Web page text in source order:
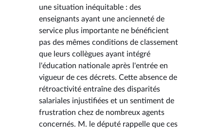
une situation inéquitable : des
enseignants ayant une ancienneté de
service plus importante ne bénéficient
pas des mêmes conditions de classement
que leurs collègues ayant intégré
l'éducation nationale après l'entrée en
vigueur de ces décrets. Cette absence de
rétroactivité entraîne des disparités
salariales injustifiées et un sentiment de
frustration chez de nombreux agents
concernés. M. le député rappelle que ces